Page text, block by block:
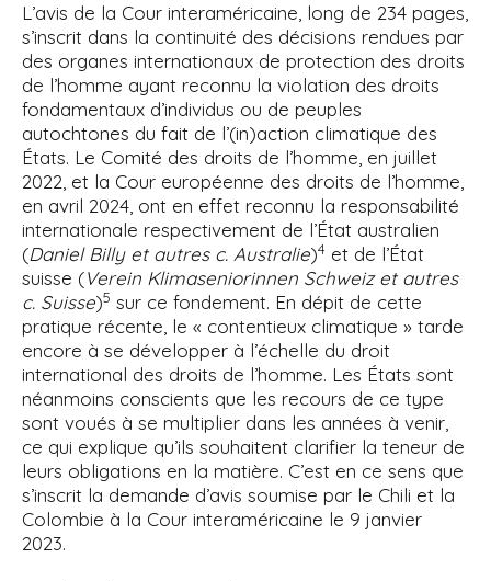
L’avis de la Cour interaméricaine, long de 234 pages,
s’inscrit dans la continuité des décisions rendues par
des organes internationaux de protection des droits
de l’homme ayant reconnu la violation des droits
fondamentaux d’individus ou de peuples
autochtones du fait de l’(in)action climatique des
États. Le Comité des droits de l’homme, en juillet
2022, et la Cour européenne des droits de l’homme,
en avril 2024, ont en effet reconnu la responsabilité
internationale respectivement de l’État australien
(Daniel Billy et autres c. Australie)4 et de l’État
suisse (Verein Klimaseniorinnen Schweiz et autres
c. Suisse)5 sur ce fondement. En dépit de cette
pratique récente, le « contentieux climatique » tarde
encore à se développer à l’échelle du droit
international des droits de l’homme. Les États sont
néanmoins conscients que les recours de ce type
sont voués à se multiplier dans les années à venir,
ce qui explique qu’ils souhaitent clarifier la teneur de
leurs obligations en la matière. C’est en ce sens que
s’inscrit la demande d’avis soumise par le Chili et la
Colombie à la Cour interaméricaine le 9 janvier
2023.